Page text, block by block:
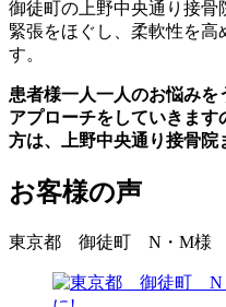
御徒町の上野中央通り接
緊張をほぐし、柔軟性を高
す。
患者様一人一人のお悩み
アプローチをしていきま
方は、上野中央通り接骨院
お客様の声
東京都 御徒町 N・M様